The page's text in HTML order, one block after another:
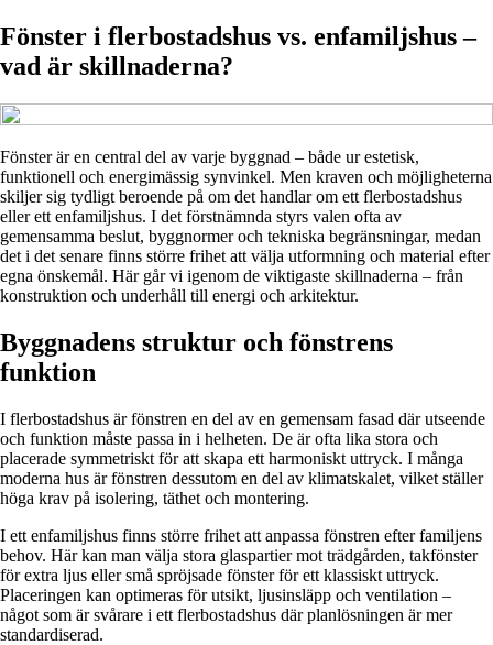
Fönster i flerbostadshus vs. enfamiljshus –
vad är skillnaderna?
Fönster är en central del av varje byggnad – både ur estetisk,
funktionell och energimässig synvinkel. Men kraven och möjligheterna
skiljer sig tydligt beroende på om det handlar om ett flerbostadshus
eller ett enfamiljshus. I det förstnämnda styrs valen ofta av
gemensamma beslut, byggnormer och tekniska begränsningar, medan
det i det senare finns större frihet att välja utformning och material efter
egna önskemål. Här går vi igenom de viktigaste skillnaderna – från
konstruktion och underhåll till energi och arkitektur.
Byggnadens struktur och fönstrens
funktion
I flerbostadshus är fönstren en del av en gemensam fasad där utseende
och funktion måste passa in i helheten. De är ofta lika stora och
placerade symmetriskt för att skapa ett harmoniskt uttryck. I många
moderna hus är fönstren dessutom en del av klimatskalet, vilket ställer
höga krav på isolering, täthet och montering.
I ett enfamiljshus finns större frihet att anpassa fönstren efter familjens
behov. Här kan man välja stora glaspartier mot trädgården, takfönster
för extra ljus eller små spröjsade fönster för ett klassiskt uttryck.
Placeringen kan optimeras för utsikt, ljusinsläpp och ventilation –
något som är svårare i ett flerbostadshus där planlösningen är mer
standardiserad.